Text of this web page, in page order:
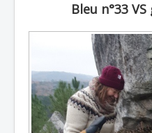
Bleu n°33